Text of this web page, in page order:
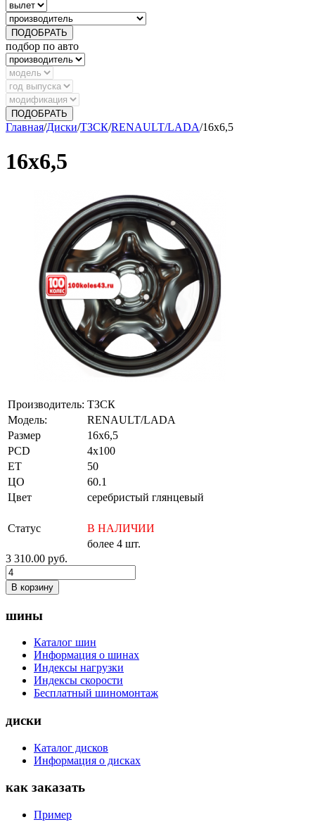
ПОДОБРАТЬ
подбор по авто
ПОДОБРАТЬ
Главная/Диски/ТЗСК/RENAULT/LADA/16х6,5
16х6,5
Производитель: ТЗСК
Модель:
RENAULT/LADA
Размер
16х6,5
PCD
4x100
ET
50
ЦО
60.1
Цвет
серебристый глянцевый
Статус
В НАЛИЧИИ
более 4 шт.
3 310.00 руб.
В корзину
шины
Каталог шин
Информация о шинах
Индексы нагрузки
Индексы скорости
Бесплатный шиномонтаж
диски
Каталог дисков
Информация о дисках
как заказать
Пример